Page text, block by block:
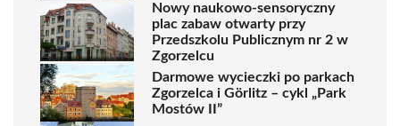
Nowy naukowo-sensoryczny
plac zabaw otwarty przy
Przedszkolu Publicznym nr 2 w
Zgorzelcu
Darmowe wycieczki po parkach
Zgorzelca i Görlitz – cykl „Park
Mostów II”